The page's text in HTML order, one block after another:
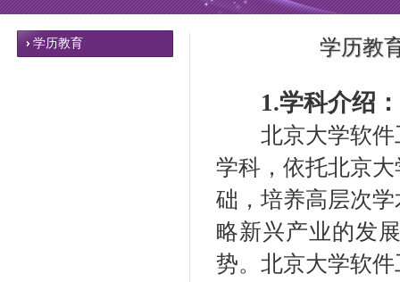
学历教育 学历教
1.学科介绍：
北京大学软件
学科，依托北京
础，培养高层次
略新兴产业的发
势。北京大学软